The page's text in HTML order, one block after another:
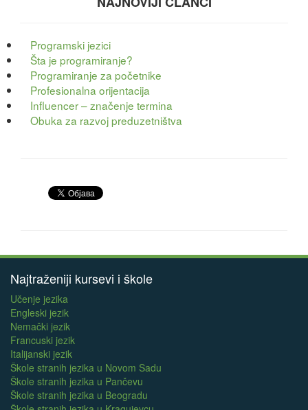
Programski jezici
Šta je programiranje?
Programiranje za početnike
Profesionalna orijentacija
Influencer – značenje termina
Obuka za razvoj preduzetništva
Najtraženiji kursevi i škole
Učenje jezika
Engleski jezik
Nemački jezik
Francuski jezik
Italijanski jezik
Škole stranih jezika u Novom Sadu
Škole stranih jezika u Pančevu
Škole stranih jezika u Beogradu